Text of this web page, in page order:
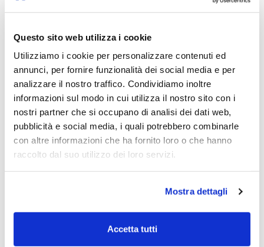
Questo sito web utilizza i cookie
Utilizziamo i cookie per personalizzare contenuti ed
annunci, per fornire funzionalità dei social media e per
analizzare il nostro traffico. Condividiamo inoltre
informazioni sul modo in cui utilizza il nostro sito con i
nostri partner che si occupano di analisi dei dati web,
pubblicità e social media, i quali potrebbero combinarle
con altre informazioni che ha fornito loro o che hanno
raccolto dal suo utilizzo dei loro servizi.
Mostra dettagli
Accetta tutti
Nuzzo
05/11/2021